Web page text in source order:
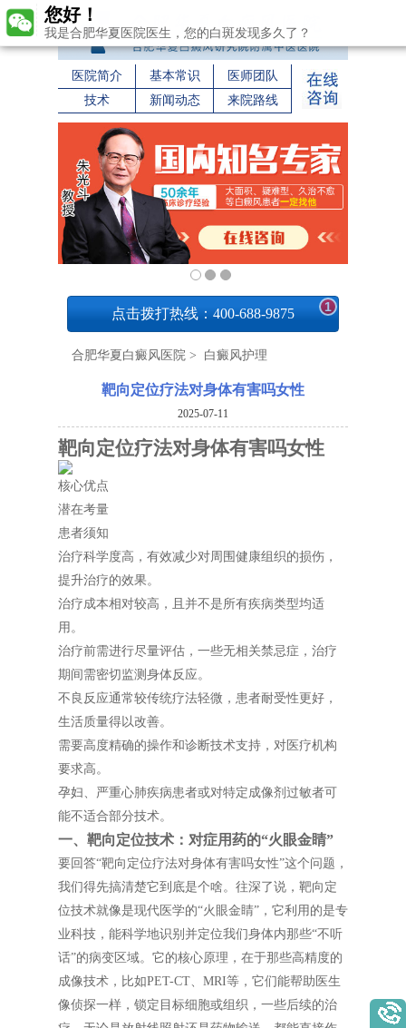
医院简介 基本常识
医师团队
技术
新闻动态 来院路线
点击拨打热线：400-688-9875 1
合肥华夏白癜风医院 > 白癜风护理
靶向定位疗法对身体有害吗女性
2025-07-11
靶向定位疗法对身体有害吗女性
核心优点
潜在考量
患者须知
治疗科学度高，有效减少对周围健康组织的损伤，
提升治疗的效果。
治疗成本相对较高，且并不是所有疾病类型均适
用。
治疗前需进行尽量评估，一些无相关禁忌症，治疗
期间需密切监测身体反应。
不良反应通常较传统疗法轻微，患者耐受性更好，
生活质量得以改善。
需要高度精确的操作和诊断技术支持，对医疗机构
要求高。
孕妇、严重心肺疾病患者或对特定成像剂过敏者可
能不适合部分技术。
一、靶向定位技术：对症用药的“火眼金睛”
要回答“靶向定位疗法对身体有害吗女性”这个问题，
我们得先搞清楚它到底是个啥。往深了说，靶向定
位技术就像是现代医学的“火眼金睛”，它利用的是专
业科技，能科学地识别并定位我们身体内那些“不听
话”的病变区域。它的核心原理，在于那些高精度的
成像技术，比如PET-CT、MRI等，它们能帮助医生
像侦探一样，锁定目标细胞或组织，一些后续的治
您好！
我是合肥华夏医院医生，您的白斑发现多久了？